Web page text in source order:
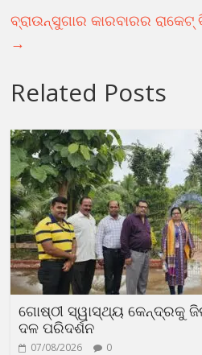
ବ୍ରାଉନ୍‌ସୁଗାର କାରବାରର
→
Related Posts
ଗୋଷ୍ଠୀ ସ୍ୱାସ୍ଥ୍ୟ କେନ୍ଦ୍ରକୁ
ଦଳ ପରିଦର୍ଶନ
07/08/2026 0